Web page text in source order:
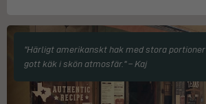
"Härligt amerikanskt hak med stora portioner
gott käk i skön atmosfär." – Kaj